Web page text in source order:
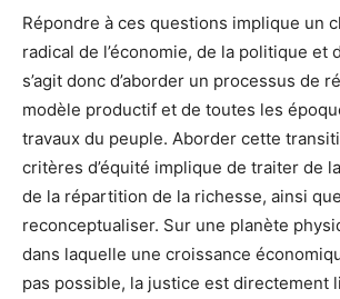
Répondre à ces questions implique un
radical de l’économie, de la politique et
s’agit donc d’aborder un processus de
modèle productif et de toutes les
travaux du peuple. Aborder cette
critères d’équité implique de traiter de
de la répartition de la richesse, ainsi
reconceptualiser. Sur une planète
dans laquelle une croissance
pas possible, la justice est directement